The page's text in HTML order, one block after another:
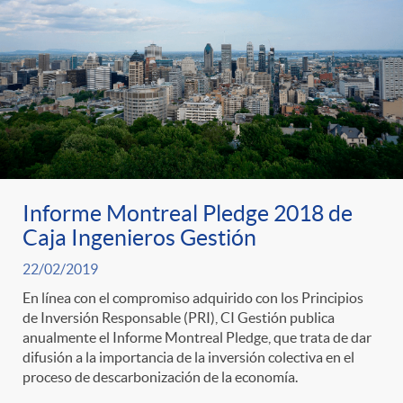
r
n
o
t
i
c
n
t
e
n
i
d
u
b
l
i
c
a
d
Informe Montreal Pledge 2018 de
Caja Ingenieros Gestión
22/02/2019
En línea con el compromiso adquirido con los Principios
de Inversión Responsable (PRI), CI Gestión publica
anualmente el Informe Montreal Pledge, que trata de dar
difusión a la importancia de la inversión colectiva en el
proceso de descarbonización de la economía.